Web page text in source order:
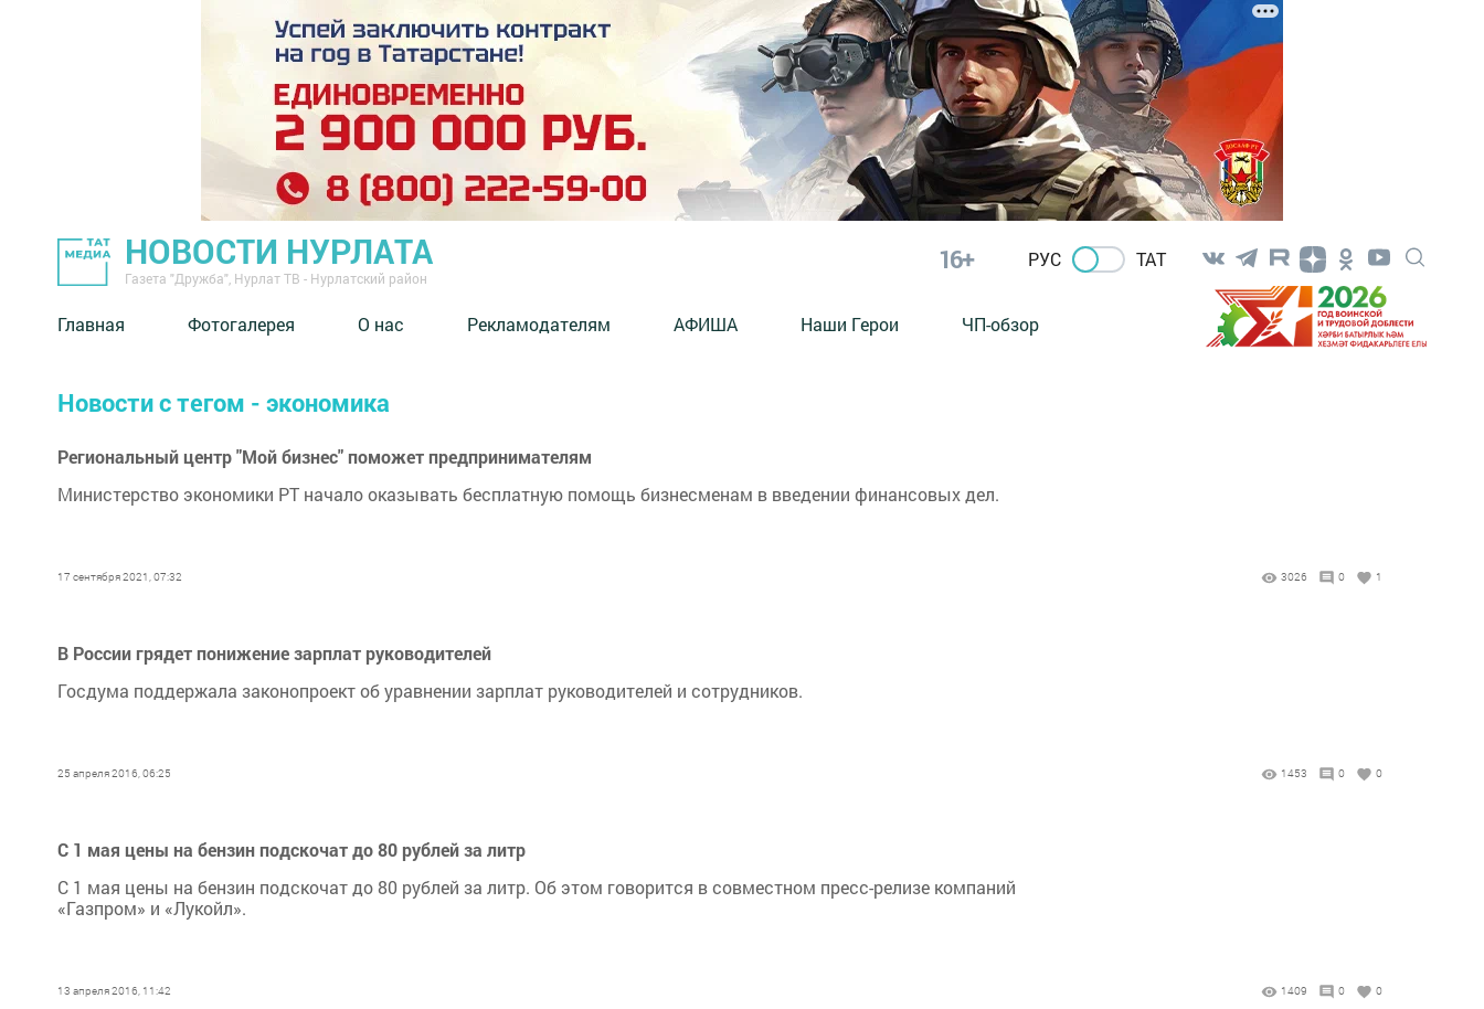
НОВОСТИ НУРЛАТА
Газета "Дружба", Нурлат ТВ - Нурлатский район
16+ РУС ТАТ
Главная Фотогалерея О нас Рекламодателям АФИША Наши Герои ЧП-обзор
Новости с тегом - экономика
Региональный центр "Мой бизнес" поможет предпринимателям
Министерство экономики РТ начало оказывать бесплатную помощь бизнесменам в введении финансовых дел.
17 сентября 2021, 07:32 3026 0 1
В России грядет понижение зарплат руководителей
Госдума поддержала законопроект об уравнении зарплат руководителей и сотрудников.
25 апреля 2016, 06:25 1453 0 0
С 1 мая цены на бензин подскочат до 80 рублей за литр
С 1 мая цены на бензин подскочат до 80 рублей за литр. Об этом говорится в совместном пресс-релизе компаний
«Газпром» и «Лукойл».
13 апреля 2016, 11:42 1409 0 0